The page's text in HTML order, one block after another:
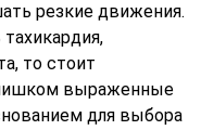
резкие движения.
то стоит
выраженные
для выбора